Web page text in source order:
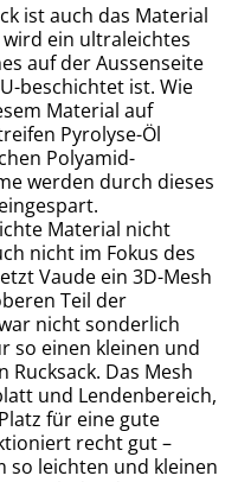
ist auch das Material
ein ultraleichtes
auf der Aussenseite
beschichtet ist. Wie
Material auf
Pyrolyse-Öl
Polyamid-
werden durch dieses
Material nicht
nicht im Fokus des
Vaude ein 3D-Mesh
Teil der
nicht sonderlich
so einen kleinen und
Rucksack. Das Mesh
und Lendenbereich,
für eine gute
recht gut –
so leichten und kleinen